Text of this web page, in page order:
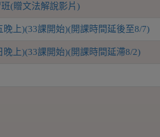
(贈文法解說影片)
晚上)(33課開始)(開課時間延後至8/7)
晚上)(33課開始)(開課時間延滯8/2)